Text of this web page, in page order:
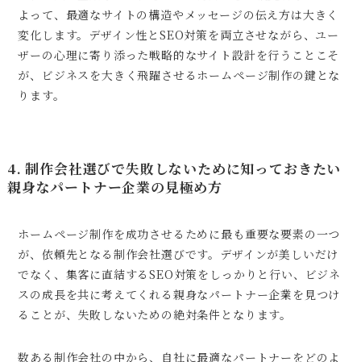
よって、最適なサイトの構造やメッセージの伝え方は大きく
変化します。デザイン性とSEO対策を両立させながら、ユー
ザーの心理に寄り添った戦略的なサイト設計を行うことこそ
が、ビジネスを大きく飛躍させるホームページ制作の鍵とな
ります。
4. 制作会社選びで失敗しないために知っておきたい
親身なパートナー企業の見極め方
ホームページ制作を成功させるために最も重要な要素の一つ
が、依頼先となる制作会社選びです。デザインが美しいだけ
でなく、集客に直結するSEO対策をしっかりと行い、ビジネ
スの成長を共に考えてくれる親身なパートナー企業を見つけ
ることが、失敗しないための絶対条件となります。
数ある制作会社の中から、自社に最適なパートナーをどのよ